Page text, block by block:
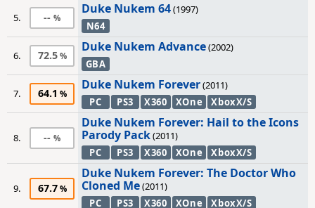
5. --
Duke Nukem 64(1997)
N64
6. 72.5
Duke Nukem Advance(2002)
GBA
7. 64.1
Duke Nukem Forever(2011)
PC
PS3 X360 XOne XboxX/S
8. --
Duke Nukem Forever: Hail to the Icons
Parody Pack(2011)
PC
PS3 X360 XOne XboxX/S
9. 67.7
Duke Nukem Forever: The Doctor Who
Cloned Me(2011)
PC
PS3 X360 XOne XboxX/S